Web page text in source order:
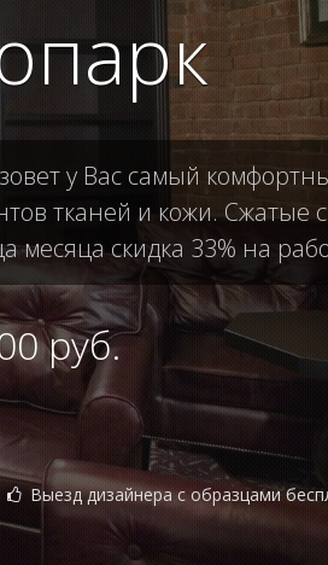
у Вас самый
тканей и кожи. Сжатые
месяца скидка 33% на
руб.
Выезд дизайнера с образцами